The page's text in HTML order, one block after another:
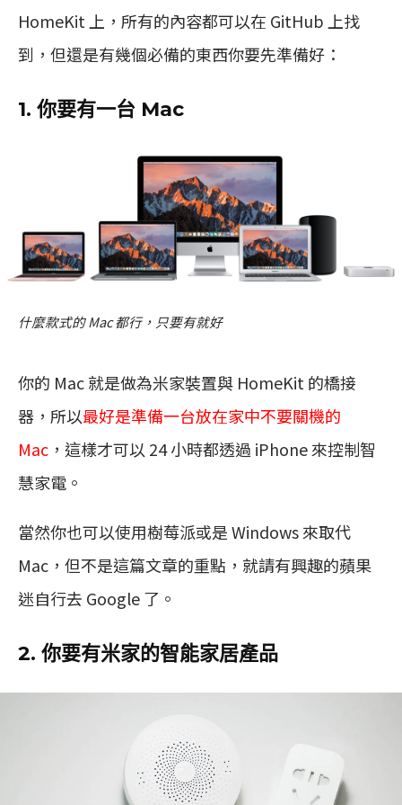
HomeKit 上，所有的內容都可以在 GitHub 上找
到，但還是有幾個必備的東西你要先準備好：
1. 你要有一台 Mac
什麼款式的 Mac 都行，只要有就好
你的 Mac 就是做為米家裝置與 HomeKit 的橋接
器，所以最好是準備一台放在家中不要關機的
Mac ，這樣才可以 24 小時都透過 iPhone 來控制智
慧家電。
當然你也可以使用樹莓派或是 Windows 來取代
Mac，但不是這篇文章的重點，就請有興趣的蘋果
迷自行去 Google 了。
2. 你要有米家的智能家居產品